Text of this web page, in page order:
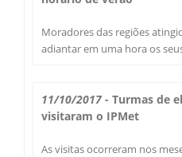
Moradores das regiões
adiantar em uma hora os
11/10/2017- Turmas de
visitaram o IPMet
As visitas ocorreram nos